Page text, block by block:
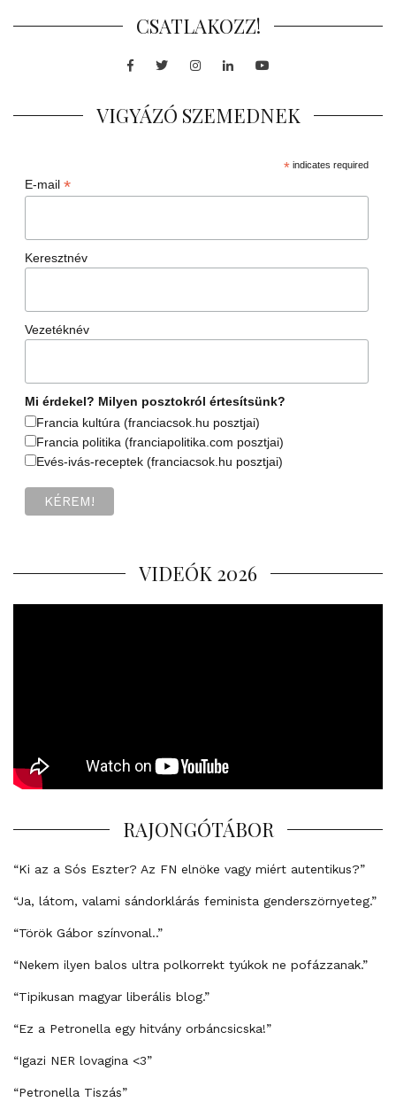
CSATLAKOZZ!
Facebook
TwitterInstagram
LinkedInYoutube
VIGYÁZÓ SZEMEDNEK
*indicates required
E-mail *
Keresztnév
Vezetéknév
Mi érdekel? Milyen posztokról értesítsünk?
Francia kultúra (franciacsok.hu posztjai)
Francia politika (franciapolitika.com posztjai)
Evés-ivás-receptek (franciacsok.hu posztjai)
VIDEÓK 2026
RAJONGÓTÁBOR
“Ki az a Sós Eszter? Az FN elnöke vagy miért autentikus?”
“Ja, látom, valami sándorklárás feminista genderszörnyeteg.”
“Török Gábor színvonal..”
“Nekem ilyen balos ultra polkorrekt tyúkok ne pofázzanak.”
“Tipikusan magyar liberális blog.”
“Ez a Petronella egy hitvány orbáncsicska!”
“Igazi NER lovagina <3”
“Petronella Tiszás”